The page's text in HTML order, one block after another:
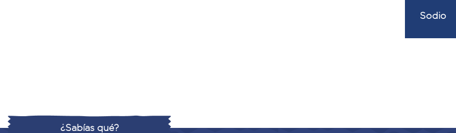
Sodio
¿Sabías qué?